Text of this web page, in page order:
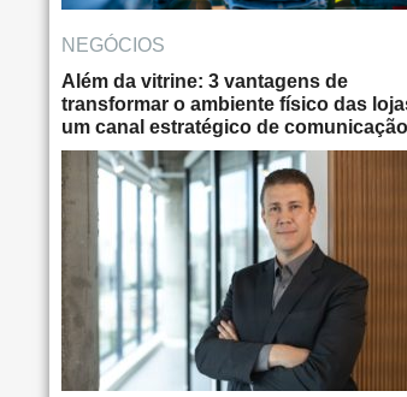
NEGÓCIOS
Além da vitrine: 3 vantagens de
transformar o ambiente físico das
um canal estratégico de comunicação